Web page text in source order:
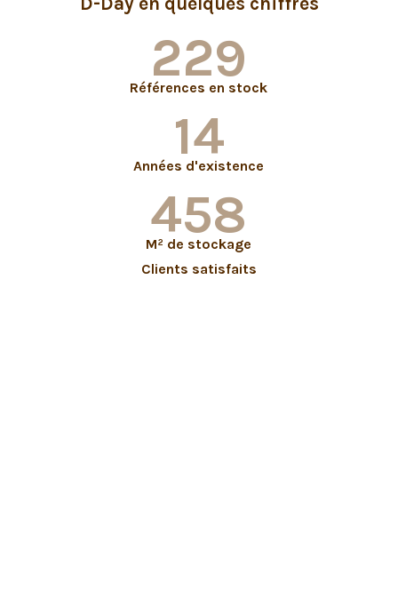
299
Références en stock
16
Années d'existence
599
M² de stockage
Clients satisfaits